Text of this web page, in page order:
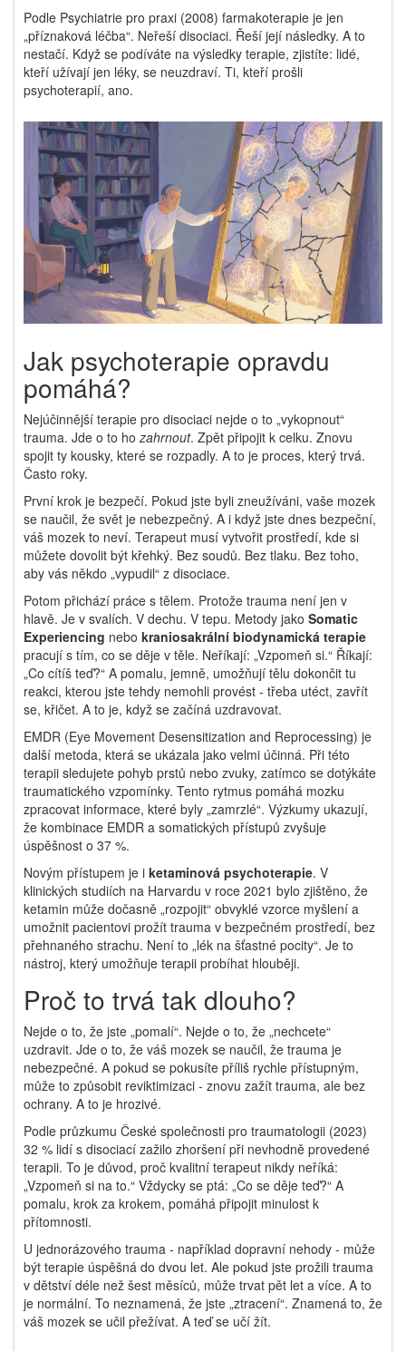
Podle Psychiatrie pro praxi (2008) farmakoterapie je jen
„příznaková léčba“. Neřeší disociaci. Řeší její následky. A to
nestačí. Když se podíváte na výsledky terapie, zjistíte: lidé,
kteří užívají jen léky, se neuzdraví. Ti, kteří prošli
psychoterapií, ano.
Jak psychoterapie opravdu
pomáhá?
Nejúčinnější terapie pro disociaci nejde o to „vykopnout“
trauma. Jde o to ho zahrnout. Zpět připojit k celku. Znovu
spojit ty kousky, které se rozpadly. A to je proces, který trvá.
Často roky.
První krok je bezpečí. Pokud jste byli zneužíváni, vaše mozek
se naučil, že svět je nebezpečný. A i když jste dnes bezpeční,
váš mozek to neví. Terapeut musí vytvořit prostředí, kde si
můžete dovolit být křehký. Bez soudů. Bez tlaku. Bez toho,
aby vás někdo „vypudil“ z disociace.
Potom přichází práce s tělem. Protože trauma není jen v
hlavě. Je v svalích. V dechu. V tepu. Metody jako Somatic
Experiencing nebo kraniosakrální biodynamická terapie
pracují s tím, co se děje v těle. Neříkají: „Vzpomeň si.“ Říkají:
„Co cítíš teď?“ A pomalu, jemně, umožňují tělu dokončit tu
reakci, kterou jste tehdy nemohli provést - třeba utéct, zavřít
se, křičet. A to je, když se začíná uzdravovat.
EMDR (Eye Movement Desensitization and Reprocessing) je
další metoda, která se ukázala jako velmi účinná. Při této
terapii sledujete pohyb prstů nebo zvuky, zatímco se dotýkáte
traumatického vzpomínky. Tento rytmus pomáhá mozku
zpracovat informace, které byly „zamrzlé“. Výzkumy ukazují,
že kombinace EMDR a somatických přístupů zvyšuje
úspěšnost o 37 %.
Novým přístupem je i ketaminová psychoterapie. V
klinických studiích na Harvardu v roce 2021 bylo zjištěno, že
ketamin může dočasně „rozpojit“ obvyklé vzorce myšlení a
umožnit pacientovi prožít trauma v bezpečném prostředí, bez
přehnaného strachu. Není to „lék na šťastné pocity“. Je to
nástroj, který umožňuje terapii probíhat hlouběji.
Proč to trvá tak dlouho?
Nejde o to, že jste „pomalí“. Nejde o to, že „nechcete“
uzdravit. Jde o to, že váš mozek se naučil, že trauma je
nebezpečné. A pokud se pokusíte příliš rychle přístupným,
může to způsobit reviktimizaci - znovu zažít trauma, ale bez
ochrany. A to je hrozivé.
Podle průzkumu České společnosti pro traumatologii (2023)
32 % lidí s disociací zažilo zhoršení při nevhodně provedené
terapii. To je důvod, proč kvalitní terapeut nikdy neříká:
„Vzpomeň si na to.“ Vždycky se ptá: „Co se děje teď?“ A
pomalu, krok za krokem, pomáhá připojit minulost k
přítomnosti.
U jednorázového trauma - například dopravní nehody - může
být terapie úspěšná do dvou let. Ale pokud jste prožili trauma
v dětství déle než šest měsíců, může trvat pět let a více. A to
je normální. To neznamená, že jste „ztracení“. Znamená to, že
váš mozek se učil přežívat. A teď se učí žít.